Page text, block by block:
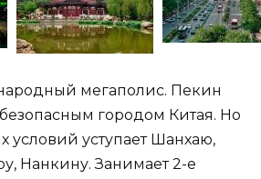
мегаполис. Пекин
городом Китая. Но
условий уступает Шанхаю,
Нанкину. Занимает 2-е